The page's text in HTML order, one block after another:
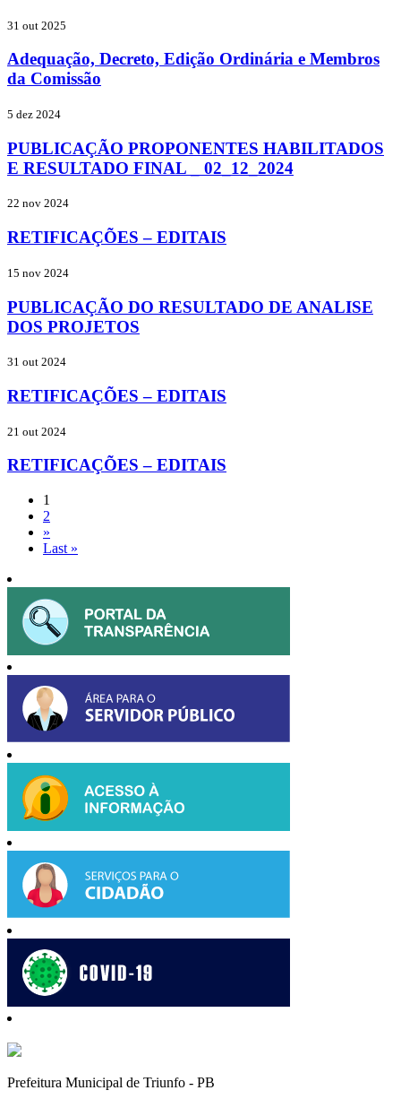
31 out 2025
Adequação, Decreto, Edição Ordinária e Membros
da Comissão
5 dez 2024
PUBLICAÇÃO PROPONENTES HABILITADOS
E RESULTADO FINAL _ 02_12_2024
22 nov 2024
RETIFICAÇÕES – EDITAIS
15 nov 2024
PUBLICAÇÃO DO RESULTADO DE ANALISE
DOS PROJETOS
31 out 2024
RETIFICAÇÕES – EDITAIS
21 out 2024
RETIFICAÇÕES – EDITAIS
1
2
»
Last »
Prefeitura Municipal de Triunfo - PB